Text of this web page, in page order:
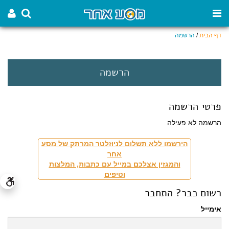
דף הבית/ הרשמה
הרשמה
פרטי הרשמה
הרשמה לא פעילה
הירשמו ללא תשלום לניוזלטר המרתק של מסע
אחר
והמגזין אצלכם במייל עם כתבות, המלצות
וטיפים
רשום כבר? התחבר
אימייל